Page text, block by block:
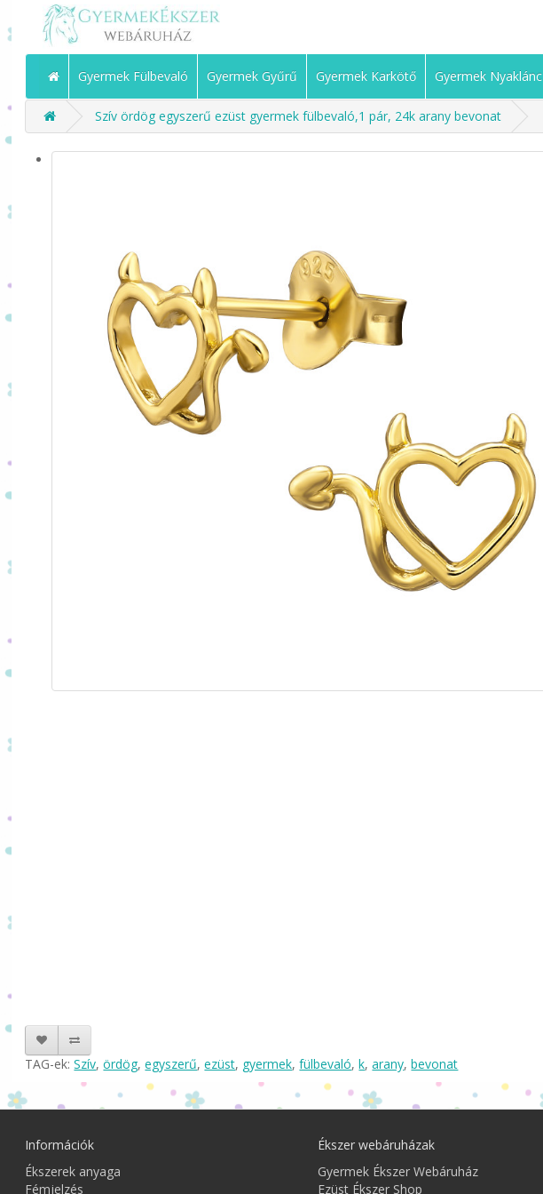
Gyermek Fülbevaló Gyermek Gyűrű Gyermek Karkötő Gyermek Nyaklánc
Szív ördög egyszerű ezüst gyermek fülbevaló,1 pár, 24k arany bevonat
TAG-ek:Szív,ördög,egyszerű,ezüst, gyermek,fülbevaló,k,arany,bevonat
Információk
Ékszerek anyaga
Fémjelzés
Ékszer webáruházak
Gyermek Ékszer Webáruház
Ezüst Ékszer Shop